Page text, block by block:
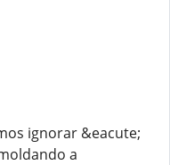
ignorar &eacute;
a